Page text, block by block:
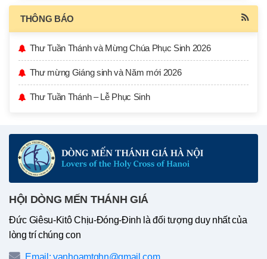
THÔNG BÁO
Thư Tuần Thánh và Mừng Chúa Phục Sinh 2026
Thư mừng Giáng sinh và Năm mới 2026
Thư Tuần Thánh – Lễ Phục Sinh
HỘI DÒNG MẾN THÁNH GIÁ
Đức Giêsu-Kitô Chịu-Đóng-Đinh là đối tượng duy nhất của
lòng trí chúng con
Email: vanhoamtghn@gmail.com